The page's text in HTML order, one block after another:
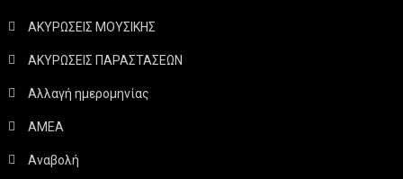
ΑΚΥΡΩΣΕΙΣ ΜΟΥΣΙΚΗΣ
ΑΚΥΡΩΣΕΙΣ ΠΑΡΑΣΤΑΣΕΩΝ
Αλλαγή ημερομηνίας
ΑΜΕΑ
Αναβολή